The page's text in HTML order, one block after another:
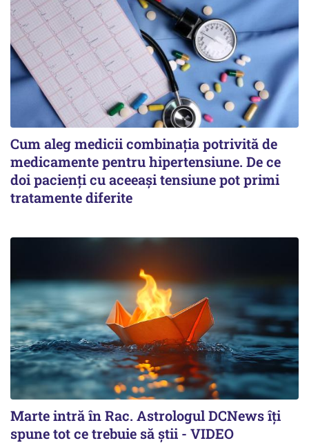
Cum aleg medicii combinația potrivită de
medicamente pentru hipertensiune. De ce
doi pacienți cu aceeași tensiune pot primi
tratamente diferite
Marte intră în Rac. Astrologul DCNews îți
spune tot ce trebuie să știi - VIDEO